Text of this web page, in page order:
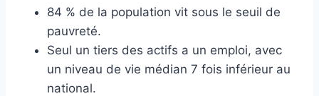
84 % de la population vit sous le seuil de
pauvreté.
Seul un tiers des actifs a un emploi, avec
un niveau de vie médian 7 fois inférieur au
national.